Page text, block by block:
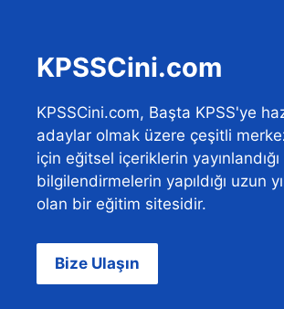
KPSSCini.com
KPSSCini.com, Başta KPSS'ye
adaylar olmak üzere çeşitli
için eğitsel içeriklerin yayınlandığı
bilgilendirmelerin yapıldığı uzun
olan bir eğitim sitesidir.
Bize Ulaşın